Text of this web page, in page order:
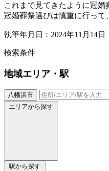
これまで見てきたように冠婚
冠婚葬祭選びは慎重に行って
執筆年月日：2024年11月14日
検索条件
地域エリア・駅
八幡浜市
エリアから探す
駅から探す